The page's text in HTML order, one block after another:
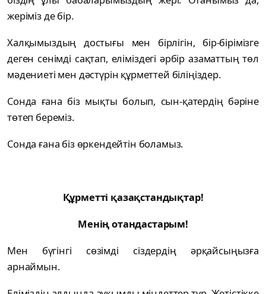
жеріміз де бір.
Халқымыздың достығы мен бірлігін, бір-бірімізге
деген сенімді сақтап, еліміздегі әрбір азаматтың төл
мәдениеті мен дәстүрін құрметтей біліңіздер.
Сонда ғана біз мықты болып, сын-қатердің бәріне
төтеп береміз.
Сонда ғана біз өркендейтін боламыз.
Құрметті қазақстандықтар!
Менің отандастарым!
Мен бүгінгі сөзімді сіздердің әрқайсыңызға
арнаймын.